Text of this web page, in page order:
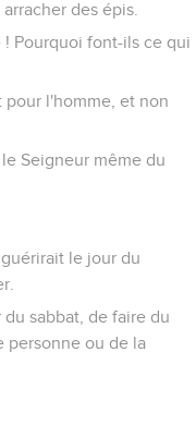
des épis.
! Pourquoi font-ils ce qui
pour l'homme, et non
Seigneur même du
le jour du
sabbat, de faire du
personne ou de la